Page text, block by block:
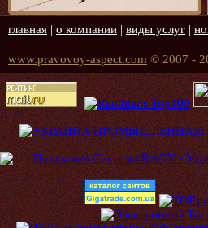
главная | о компании | виды услуг |
www.pravovoy-aspect.com © 2007 -